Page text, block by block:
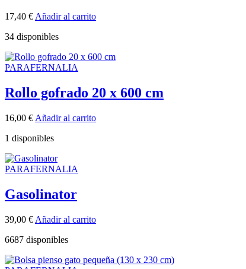
17,40 € Añadir al carrito
34 disponibles
PARAFERNALIA
Rollo gofrado 20 x 600 cm
16,00 € Añadir al carrito
1 disponibles
PARAFERNALIA
Gasolinator
39,00 € Añadir al carrito
6687 disponibles